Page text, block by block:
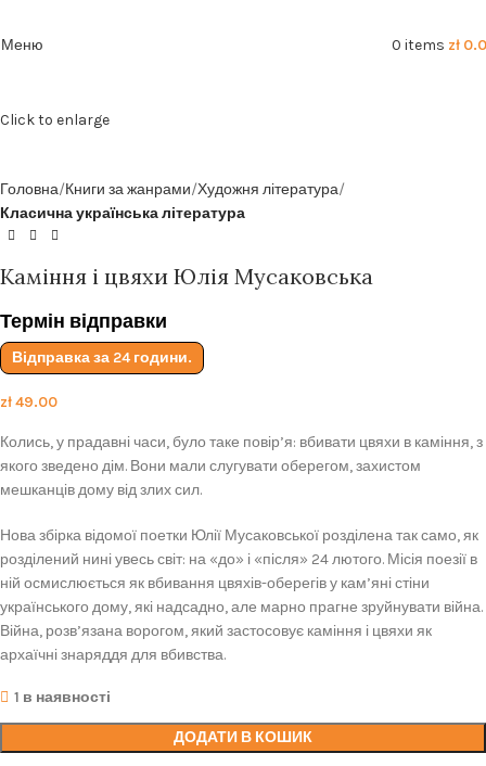
Меню
0 items zł
Click to enlarge
Головна Книги за жанрами Художня література
Класична українська література
Каміння і цвяхи Юлія Мусаковська
Термін відправки
Відправка за 24 години.
zł49.00
Колись, у прадавні часи, було таке повір’я: вбивати цвяхи в каміння, з
якого зведено дім. Вони мали слугувати оберегом, захистом
мешканців дому від злих сил.
Нова збірка відомої поетки Юлії Мусаковської розділена так само, як
розділений нині увесь світ: на «до» і «після» 24 лютого. Місія поезії в
ній осмислюється як вбивання цвяхів-оберегів у кам’яні стіни
українського дому, які надсадно, але марно прагне зруйнувати війна.
Війна, розв’язана ворогом, який застосовує каміння і цвяхи як
архаїчні знаряддя для вбивства.
1 в наявності
ДОДАТИ В КОШИК